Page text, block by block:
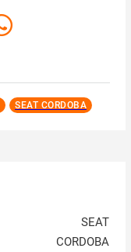
SEAT CORDOBA
SEAT
CORDOBA